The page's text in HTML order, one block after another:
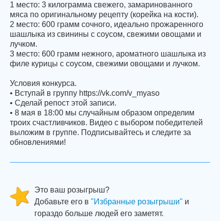
1 место: 3 килограмма свежего, замаринованного
мяса по оригинальному рецепту (корейка на кости).
2 место: 600 грамм сочного, идеально прожаренного
шашлыка из свинины с соусом, свежими овощами и
лучком.
3 место: 600 грамм нежного, ароматного шашлыка из
филе курицы с соусом, свежими овощами и лучком.
Условия конкурса.
• Вступай в группу https://vk.com/v_myaso
• Сделай репост этой записи.
• 8 мая в 18:00 мы случайным образом определим
троих счастливчиков. Видео с выбором победителей
выложим в группе. Подписывайтесь и следите за
обновлениями!
Это ваш розыгрыш?
Добавьте его в "Избранные розыгрыши" и
гораздо больше людей его заметят.